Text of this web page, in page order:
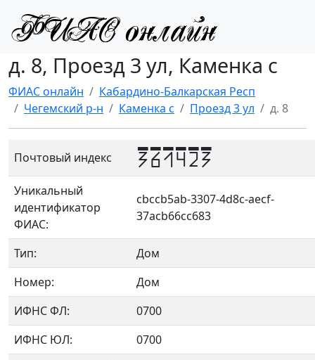
д. 8, Проезд 3 ул, Каменка с
ФИАС онлайн
Кабардино-Балкарская Респ
Чегемский р-н
Каменка с Проезд 3 ул д. 8
Почтовый индекс 361423
Уникальный
идентификатор
ФИАС:
cbccb5ab-3307-4d8c-aecf-
37acb66cc683
Тип:
Дом
Номер:
Дом
ИФНС ФЛ:
0700
ИФНС ЮЛ:
0700